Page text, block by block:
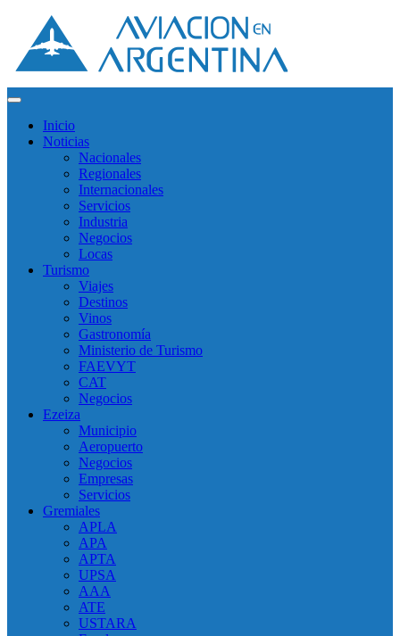
Inicio
Noticias
Nacionales
Regionales
Internacionales
Servicios
Industria
Negocios
Locas
Turismo
Viajes
Destinos
Vinos
Gastronomía
Ministerio de Turismo
FAEVYT
CAT
Negocios
Ezeiza
Municipio
Aeropuerto
Negocios
Empresas
Servicios
Gremiales
APLA
APA
APTA
UPSA
AAA
ATE
USTARA